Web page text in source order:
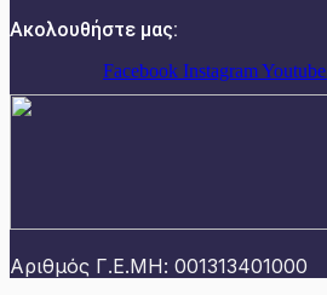
Ακολουθήστε μας:
Facebook InstagramYoutube
Αριθμός Γ.Ε.ΜΗ: 001313401000